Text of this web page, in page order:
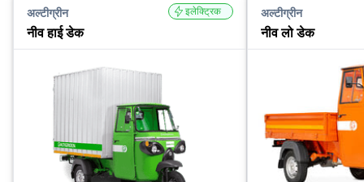
अल्टीग्रीन
नीव हाई डेक
इलेक्ट्रिक अल्टीग्रीन
नीव लो डेक